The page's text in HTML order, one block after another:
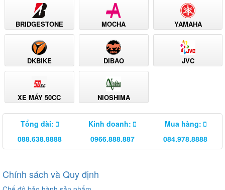
BRIDGESTONE MOCHA YAMAHA
DKBIKE DIBAO JVC
XE MÁY 50CC NIOSHIMA
Tổng đài:
088.638.8888
Kinh doanh:
0966.888.887
Mua hàng:
084.978.8888
Chính sách và Quy định